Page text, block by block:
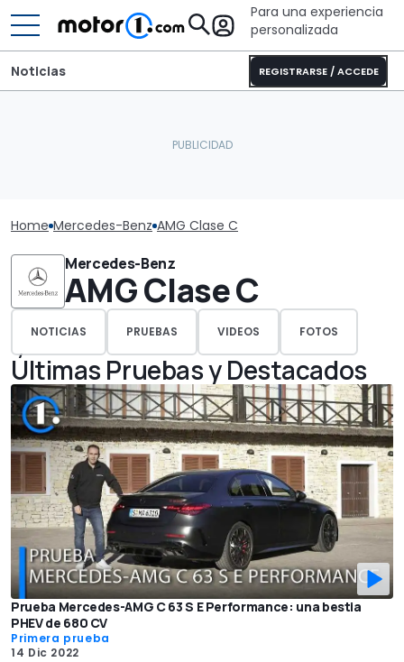
Para una experiencia
personalizada
REGISTRARSE / ACCEDE
Noticias
Home Mercedes-Benz AMG Clase C
Mercedes-Benz
AMG Clase C
NOTICIAS PRUEBAS VIDEOS FOTOS
Últimas Pruebas y Destacados
Prueba Mercedes-AMG C 63 S E Performance: una bestia
PHEV de 680 CV
Primera prueba
14 Dic 2022